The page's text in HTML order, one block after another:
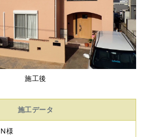
施工後
施工データ
N様